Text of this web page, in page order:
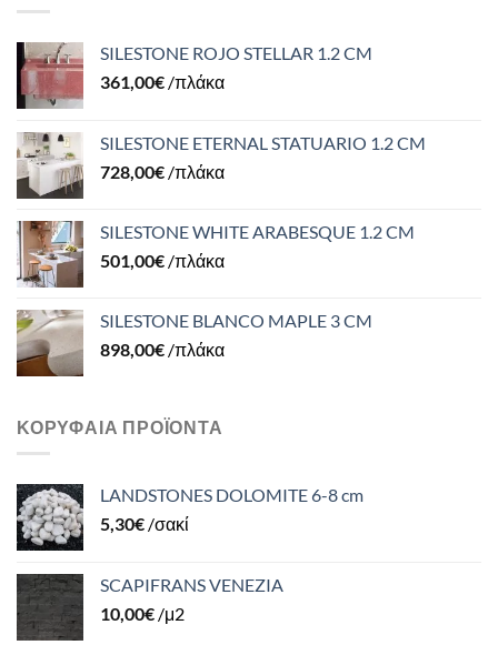
SILESTONE ROJO STELLAR 1.2 CM
361,00€ /πλάκα
SILESTONE ETERNAL STATUARIO 1.2 CM
728,00€ /πλάκα
SILESTONE WHITE ARABESQUE 1.2 CM
501,00€ /πλάκα
SILESTONE BLANCO MAPLE 3 CM
898,00€ /πλάκα
ΚΟΡΥΦΑΊΑ ΠΡΟΪΌΝΤΑ
LANDSTONES DOLOMITE 6-8 cm
5,30€ /σακί
SCAPIFRANS VENEZIA
10,00€ /μ2